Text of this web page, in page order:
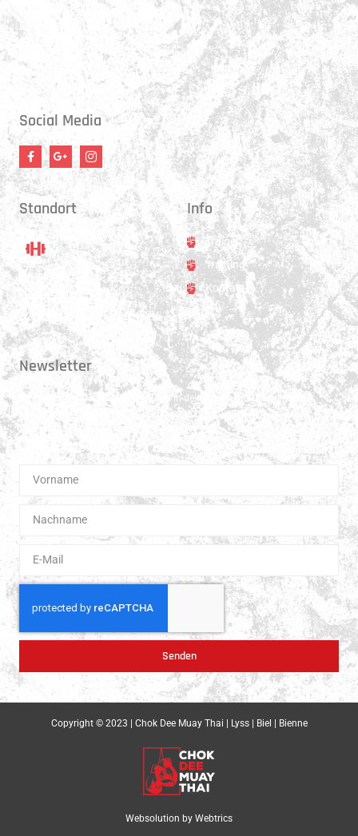
17:30 - 21:00 Uhr
Donnerstag:
17:15 - 18:45 Uhr
17:30 - 21:00 Uhr
Social Media
Standort
Standort
Hauptstrasse 31
3250 Lyss
Info
Trainer
Training
Kontakt
Newsletter
Erhalte 1x pro Quartal unsere News in dein Postfach. Darüber hinaus
teilen wir gerne Spannendes und Lehrreiches aus der Welt des Muay Thai
Boxen.
Senden
Copyright © 2023 | Chok Dee Muay Thai | Lyss | Biel | Bienne
Websolution by Webtrics